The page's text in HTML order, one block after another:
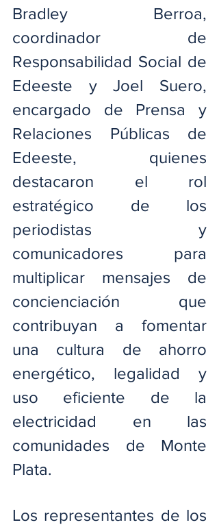
Bradley Berroa,
coordinador de
Responsabilidad Social de
Edeeste y Joel Suero,
encargado de Prensa y
Relaciones Públicas de
Edeeste, quienes
destacaron el rol
estratégico de los
periodistas y
comunicadores para
multiplicar mensajes de
concienciación que
contribuyan a fomentar
una cultura de ahorro
energético, legalidad y
uso eficiente de la
electricidad en las
comunidades de Monte
Plata.
Los representantes de los